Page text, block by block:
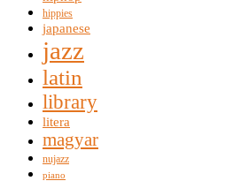
hippies
japanese
jazz
latin
library
litera
magyar
nujazz
piano